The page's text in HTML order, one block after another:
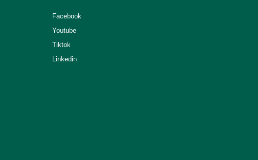
Facebook
Youtube
Tiktok
Linkedin